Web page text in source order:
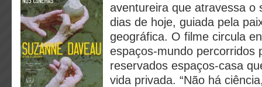
aventureira que atravessa o
dias de hoje, guiada pela
geográfica. O filme circula
espaços-mundo percorridos
reservados espaços-casa
vida privada. “Não há